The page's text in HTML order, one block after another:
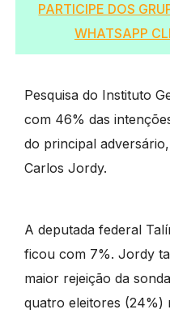
PARTICIPE DOS
WHATSAPP
Pesquisa do Instituto
com 46% das
do principal
Carlos Jordy.
A deputada federal
ficou com 7%. Jordy
maior rejeição da
quatro eleitores (24%)